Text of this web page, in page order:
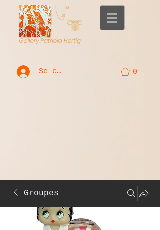
Se connecter 0
Groupes